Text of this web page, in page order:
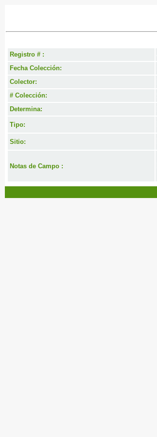
Registro # :
Fecha Colección:
Colector:
# Colección:
Determina:
Tipo:
Sitio:
Notas de Campo :